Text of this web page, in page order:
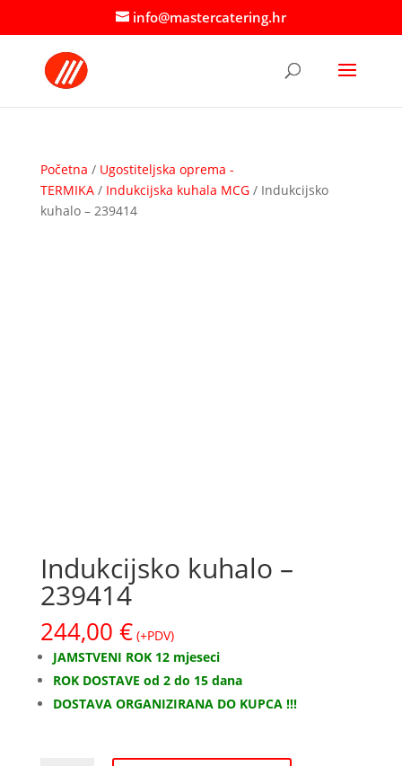
info@mastercatering.hr
Početna / Ugostiteljska oprema -
TERMIKA/ Indukcijska kuhala MCG/ Indukcijsko
kuhalo – 239414
Indukcijsko kuhalo –
239414
244,00 € (+PDV)
JAMSTVENI ROK 12 mjeseci
ROK DOSTAVE od 2 do 15 dana
DOSTAVA ORGANIZIRANA DO KUPCA !!!